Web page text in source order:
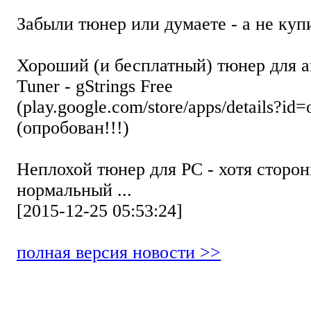
Забыли тюнер или думаете - а не
Хороший (и бесплатный) тюнер для
Tuner - gStrings Free
(play.google.com/store/apps/
(опробован!!!)
Неплохой тюнер для РС - хотя
нормальный ...
[2015-12-25 05:53:24]
полная версия новости >>